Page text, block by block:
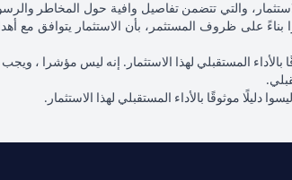
والتي تتضمن تفاصيل وافية حول المخاطر
بناءً على ظروف المستثمر، بأن الاستثمار
بالأداء المستقبلي لهذا الاستثمار. إنه ليس مؤشرا
دليلًا موثوقًا بالأداء المستقبلي لهذا الاستثمار.